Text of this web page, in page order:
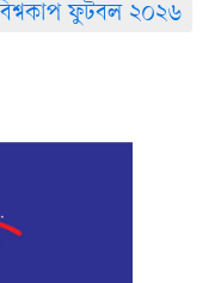
ফুটবল ২০২৬